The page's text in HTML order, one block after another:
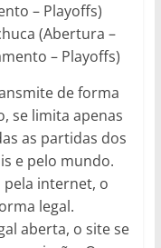
– Playoffs)
(Abertura –
– Playoffs)
de forma
se limita apenas
as partidas dos
e pelo mundo.
internet, o
legal.
aberta, o site se